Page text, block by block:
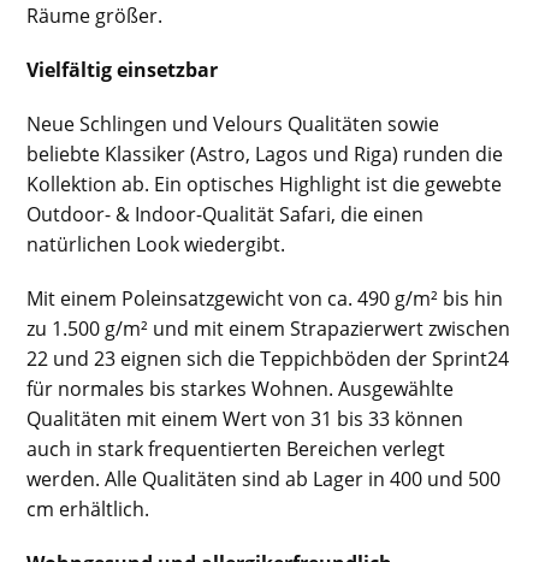
Räume größer.
Vielfältig einsetzbar
Neue Schlingen und Velours Qualitäten sowie
beliebte Klassiker (Astro, Lagos und Riga) runden die
Kollektion ab. Ein optisches Highlight ist die gewebte
Outdoor- & Indoor-Qualität Safari, die einen
natürlichen Look wiedergibt.
Mit einem Poleinsatzgewicht von ca. 490 g/m² bis hin
zu 1.500 g/m² und mit einem Strapazierwert zwischen
22 und 23 eignen sich die Teppichböden der Sprint24
für normales bis starkes Wohnen. Ausgewählte
Qualitäten mit einem Wert von 31 bis 33 können
auch in stark frequentierten Bereichen verlegt
werden. Alle Qualitäten sind ab Lager in 400 und 500
cm erhältlich.